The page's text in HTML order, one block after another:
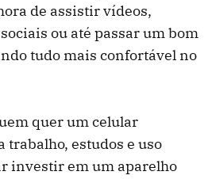
de assistir vídeos,
ou até passar um bom
tudo mais confortável no
quer um celular
trabalho, estudos e uso
investir em um aparelho